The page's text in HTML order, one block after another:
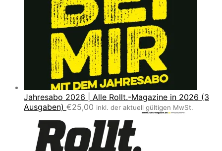
Jahresabo 2026 | Alle Rollt.-Magazine in 2026 (3
Ausgaben) €25,00 inkl. der aktuell gültigen MwSt.